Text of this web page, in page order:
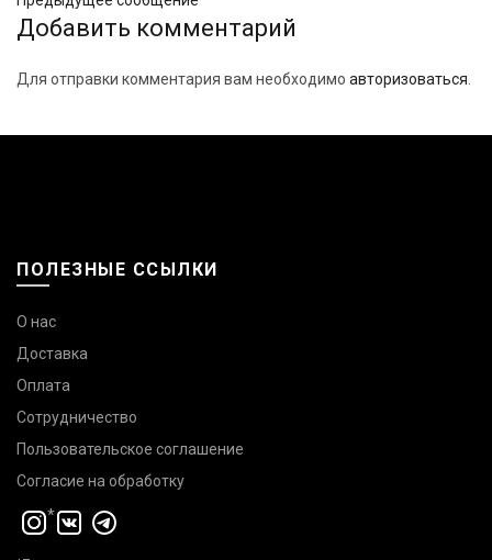
Добавить комментарий
Для отправки комментария вам необходимо авторизоваться
ПОЛЕЗНЫЕ ССЫЛКИ
О нас
Доставка
Оплата
Сотрудничество
Пользовательское соглашение
Согласие на обработку
*